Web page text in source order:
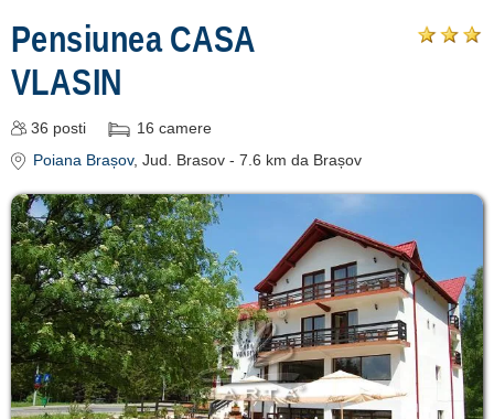
Pensiunea CASA
VLASIN
36 posti 16 camere
Poiana Brașov, Jud. Brasov - 7.6 km da Brașov